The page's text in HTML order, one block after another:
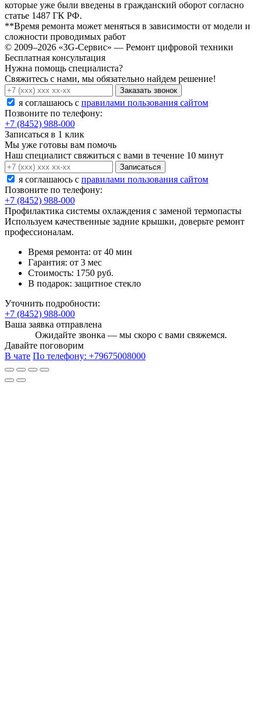
которые уже были введены в гражданский оборот согласно
статье 1487 ГК РФ.
**Время ремонта может меняться в зависимости от модели и
сложности проводимых работ
© 2009–2026 «3G-Сервис» — Ремонт цифровой техники
Бесплатная консультация
Нужна помощь специалиста?
Свяжитесь с нами, мы обязательно найдем решение!
Заказать звонок
я соглашаюсь c правилами пользования сайтом
Позвоните по телефону:
+7 (8452) 988-000
Записаться в 1 клик
Мы уже готовы вам помочь
Наш специалист свяжиться с вами в течение 10 минут
Записаться
я соглашаюсь c правилами пользования сайтом
Позвоните по телефону:
+7 (8452) 988-000
Профилактика системы охлаждения с заменой термопасты
Используем качественные задние крышки, доверьте ремонт
профессионалам.
Время ремонта: от 40 мин
Гарантия: от 3 мес
Стоимость: 1750 руб.
В подарок: защитное стекло
Уточнить подробности:
+7 (8452) 988-000
Ваша заявка отправлена
Ожидайте звонка — мы скоро с вами свяжемся.
Давайте поговорим
В чате По телефону: +79675008000